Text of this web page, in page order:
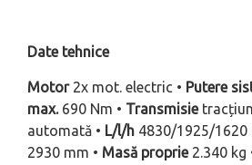
Date tehnice
Motor2x mot. electric • Putere
max.690 Nm • Transmisie
automată • L/l/h 4830/1925/1620
2930 mm • Masă proprie2.340 kg